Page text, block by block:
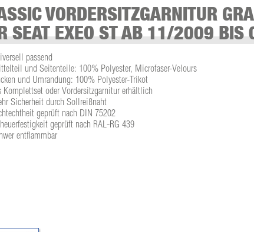
VORDERSITZGARNITUR
SEAT EXEO ST AB 11/2009
passend
und Seitenteile: 100% Polyester, Microfaser-Velours
und Umrandung: 100% Polyester-Trikot
Komplettset oder Vordersitzgarnitur erhältlich
Sicherheit durch Sollreißnaht
geprüft nach DIN 75202
geprüft nach RAL-RG 439
entflammbar